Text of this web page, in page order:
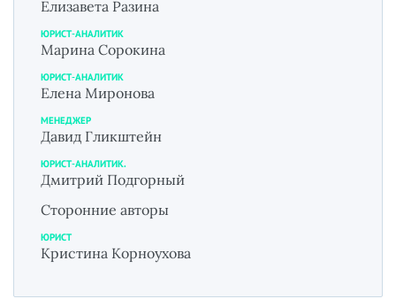
Елизавета Разина
ЮРИСТ-АНАЛИТИК
Марина Сорокина
ЮРИСТ-АНАЛИТИК
Елена Миронова
МЕНЕДЖЕР
Давид Гликштейн
ЮРИСТ-АНАЛИТИК.
Дмитрий Подгорный
Сторонние авторы
ЮРИСТ
Кристина Корноухова